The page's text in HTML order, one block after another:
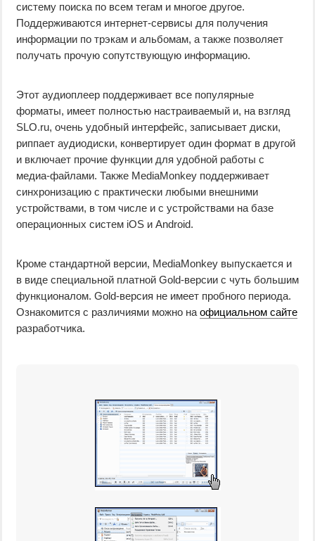
систему поиска по всем тегам и многое другое.
Поддерживаются интернет-сервисы для получения
информации по трэкам и альбомам, а также позволяет
получать прочую сопутствующую информацию.
Этот аудиоплеер поддерживает все популярные
форматы, имеет полностью настраиваемый и, на взгляд
SLO.ru, очень удобный интерфейс, записывает диски,
риппает аудиодиски, конвертирует один формат в другой
и включает прочие функции для удобной работы с
медиа-файлами. Также MediaMonkey поддерживает
синхронизацию с практически любыми внешними
устройствами, в том числе и с устройствами на базе
операционных систем iOS и Android.
Кроме стандартной версии, MediaMonkey выпускается и
в виде специальной платной Gold-версии с чуть большим
функционалом. Gold-версия не имеет пробного периода.
Ознакомится с различиями можно на официальном сайте
разработчика.